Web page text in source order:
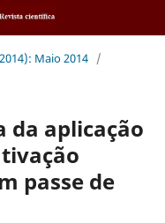
Maio 2014 /
da aplicação
passe de